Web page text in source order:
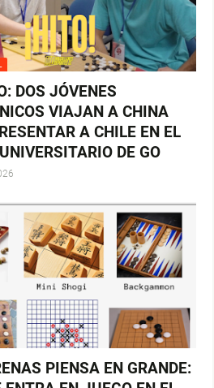
DOS JÓVENES
VIAJAN A CHINA
A CHILE EN EL
DE GO
PIENSA EN GRANDE: